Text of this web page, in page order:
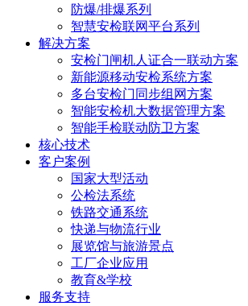
防爆/排爆系列
智慧安检联网平台系列
解决方案
安检门闸机人证合一联动方案
新能源移动安检系统方案
多台安检门同步组网方案
智能安检机大数据管理方案
智能手检联动防卫方案
核心技术
客户案例
国家大型活动
公检法系统
铁路交通系统
快递与物流行业
展览馆与旅游景点
工厂企业应用
教育&学校
服务支持